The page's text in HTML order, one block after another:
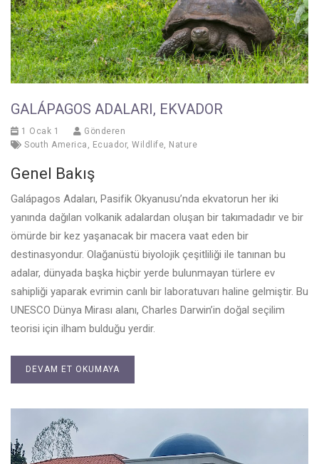
GALÁPAGOS ADALARI, EKVADOR
1 Ocak 1
Gönderen
South America , Ecuador, Wildlife, Nature
Genel Bakış
Galápagos Adaları, Pasifik Okyanusu’nda ekvatorun her iki
yanında dağılan volkanik adalardan oluşan bir takımadadır ve bir
ömürde bir kez yaşanacak bir macera vaat eden bir
destinasyondur. Olağanüstü biyolojik çeşitliliği ile tanınan bu
adalar, dünyada başka hiçbir yerde bulunmayan türlere ev
sahipliği yaparak evrimin canlı bir laboratuvarı haline gelmiştir. Bu
UNESCO Dünya Mirası alanı, Charles Darwin’in doğal seçilim
teorisi için ilham bulduğu yerdir.
DEVAM ET OKUMAYA